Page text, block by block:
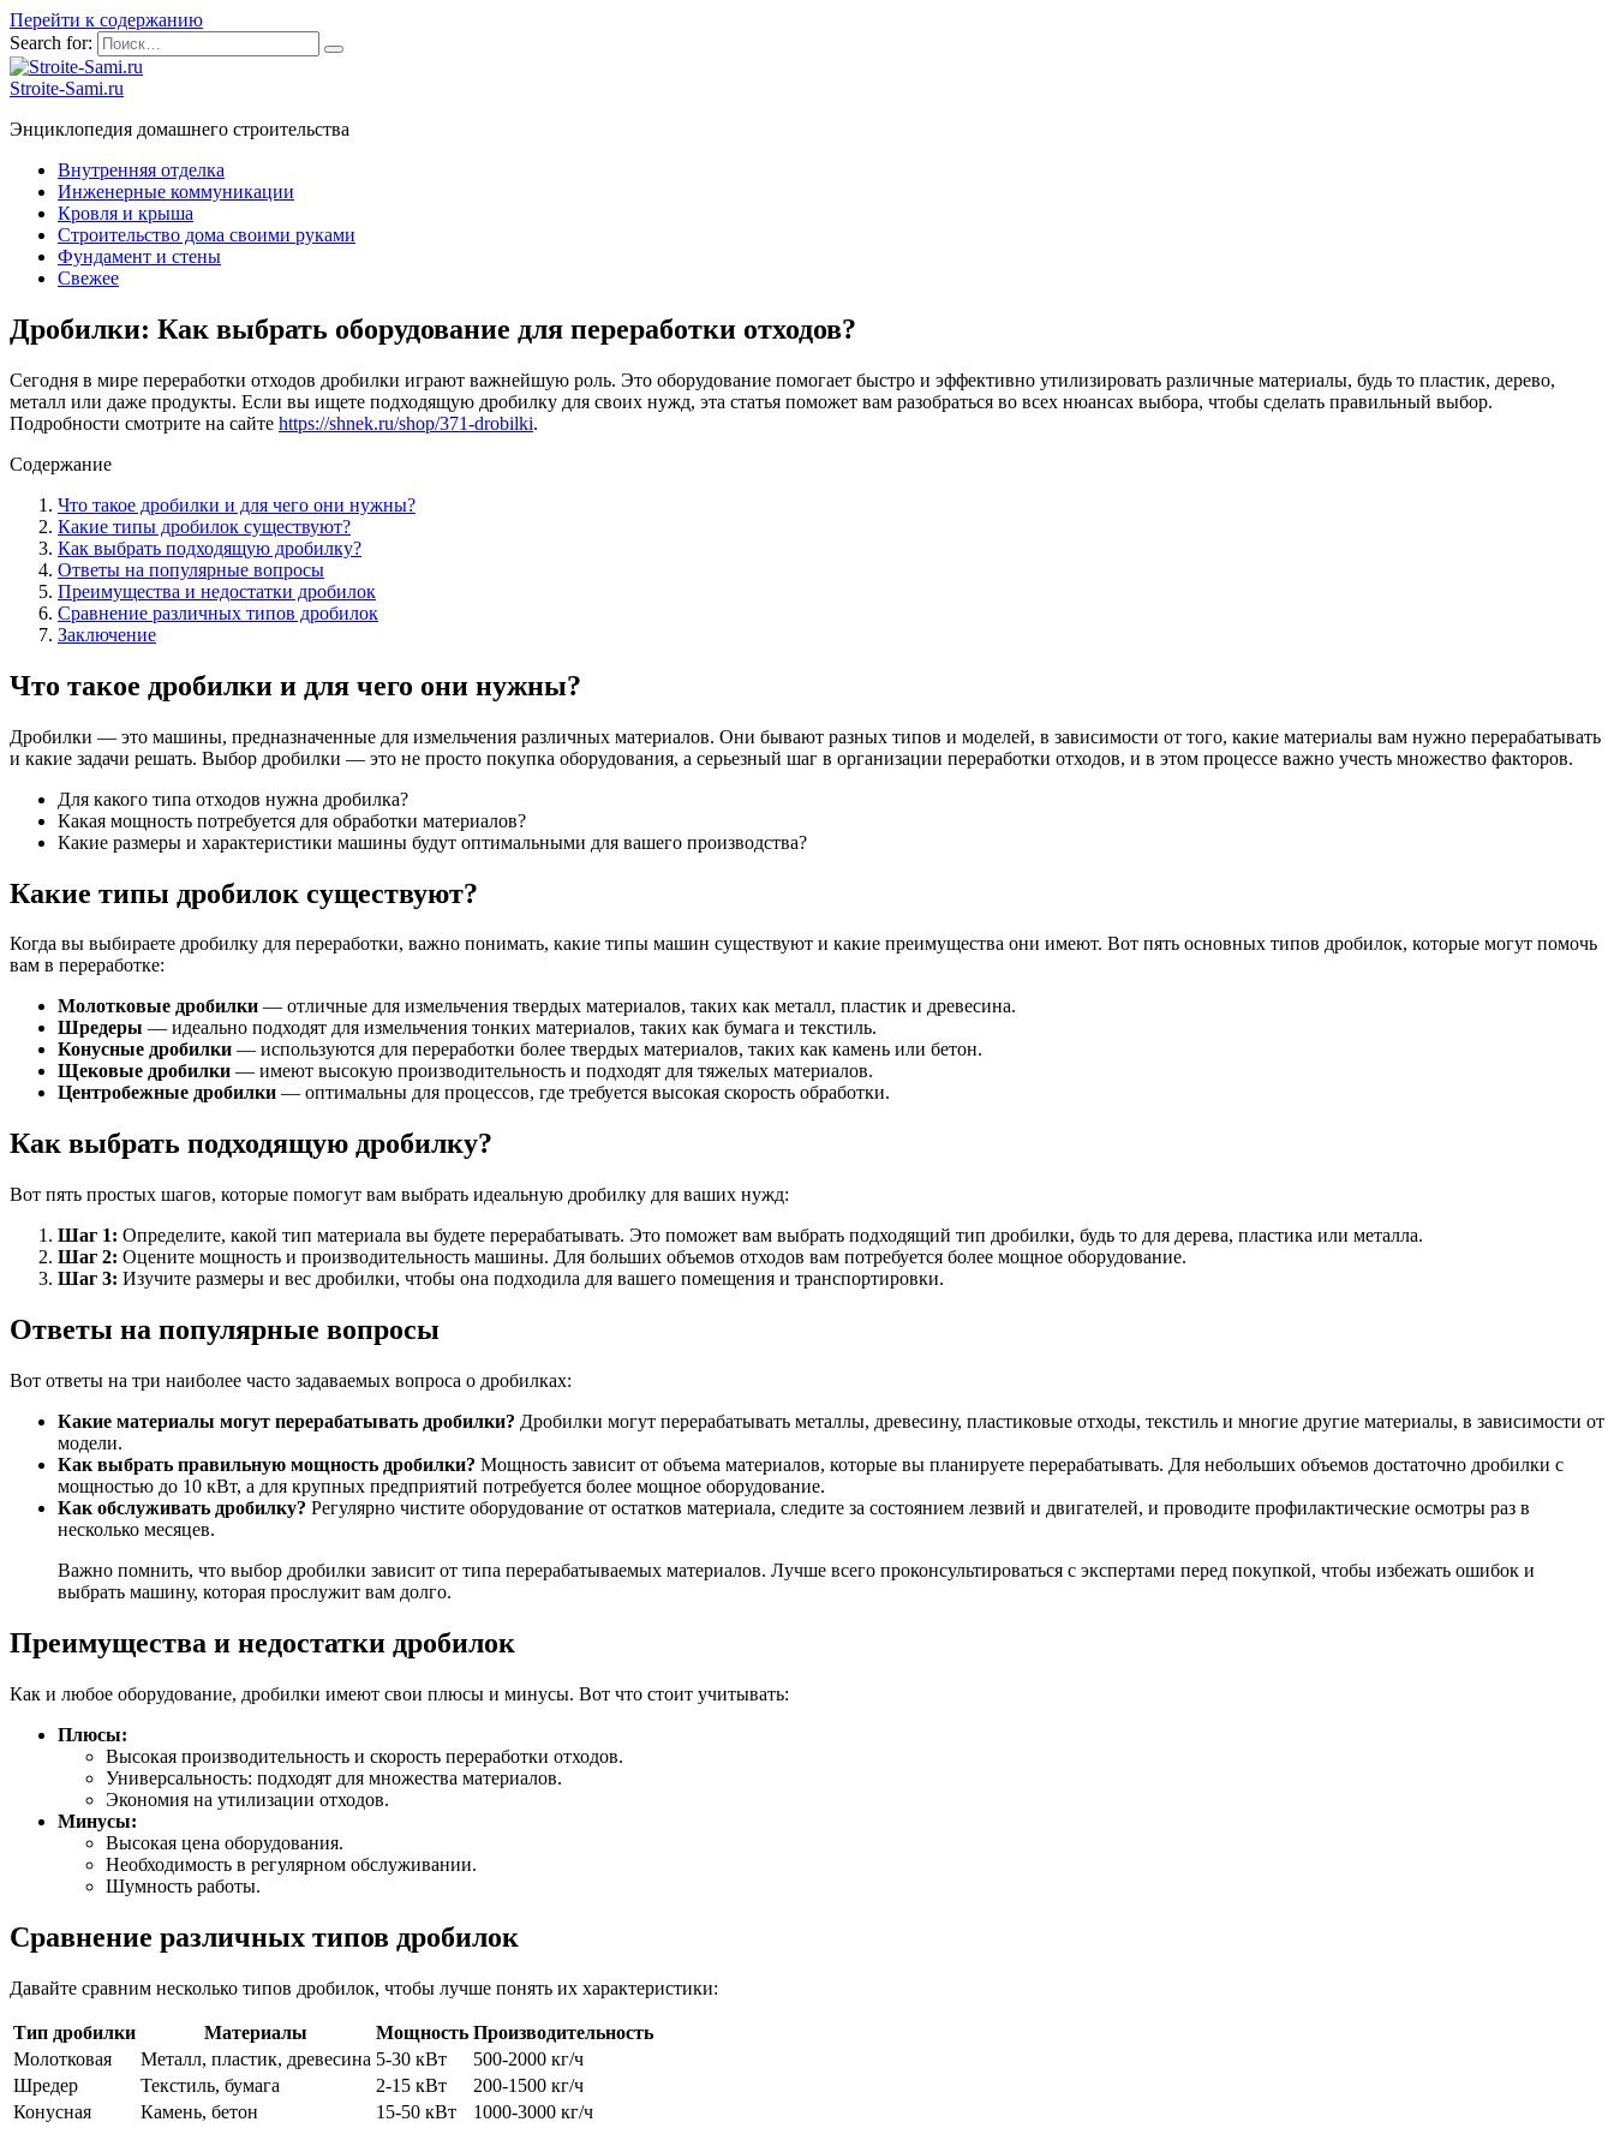
Перейти к содержанию
Search for:
Stroite-Sami.ru
Энциклопедия домашнего строительства
Внутренняя отделка
Инженерные коммуникации
Кровля и крыша
Строительство дома своими руками
Фундамент и стены
Свежее
Дробилки: Как выбрать оборудование для переработки отходов?
Сегодня в мире переработки отходов дробилки играют важнейшую роль. Это оборудование помогает быстро и эффективно утилизировать различные материалы, будь то пластик, дерево,
металл или даже продукты. Если вы ищете подходящую дробилку для своих нужд, эта статья поможет вам разобраться во всех нюансах выбора, чтобы сделать правильный выбор.
Подробности смотрите на сайте https://shnek.ru/shop/371-drobilki.
Содержание
Что такое дробилки и для чего они нужны?
Какие типы дробилок существуют?
Как выбрать подходящую дробилку?
Ответы на популярные вопросы
Преимущества и недостатки дробилок
Сравнение различных типов дробилок
Заключение
Что такое дробилки и для чего они нужны?
Дробилки — это машины, предназначенные для измельчения различных материалов. Они бывают разных типов и моделей, в зависимости от того, какие материалы вам нужно перерабатывать
и какие задачи решать. Выбор дробилки — это не просто покупка оборудования, а серьезный шаг в организации переработки отходов, и в этом процессе важно учесть множество факторов.
Для какого типа отходов нужна дробилка?
Какая мощность потребуется для обработки материалов?
Какие размеры и характеристики машины будут оптимальными для вашего производства?
Какие типы дробилок существуют?
Когда вы выбираете дробилку для переработки, важно понимать, какие типы машин существуют и какие преимущества они имеют. Вот пять основных типов дробилок, которые могут помочь
вам в переработке:
Молотковые дробилки — отличные для измельчения твердых материалов, таких как металл, пластик и древесина.
Шредеры — идеально подходят для измельчения тонких материалов, таких как бумага и текстиль.
Конусные дробилки — используются для переработки более твердых материалов, таких как камень или бетон.
Щековые дробилки — имеют высокую производительность и подходят для тяжелых материалов.
Центробежные дробилки — оптимальны для процессов, где требуется высокая скорость обработки.
Как выбрать подходящую дробилку?
Вот пять простых шагов, которые помогут вам выбрать идеальную дробилку для ваших нужд:
Шаг 1: Определите, какой тип материала вы будете перерабатывать. Это поможет вам выбрать подходящий тип дробилки, будь то для дерева, пластика или металла.
Шаг 2: Оцените мощность и производительность машины. Для больших объемов отходов вам потребуется более мощное оборудование.
Шаг 3: Изучите размеры и вес дробилки, чтобы она подходила для вашего помещения и транспортировки.
Ответы на популярные вопросы
Вот ответы на три наиболее часто задаваемых вопроса о дробилках:
Какие материалы могут перерабатывать дробилки? Дробилки могут перерабатывать металлы, древесину, пластиковые отходы, текстиль и многие другие материалы, в зависимости от
модели.
Как выбрать правильную мощность дробилки? Мощность зависит от объема материалов, которые вы планируете перерабатывать. Для небольших объемов достаточно дробилки с
мощностью до 10 кВт, а для крупных предприятий потребуется более мощное оборудование.
Как обслуживать дробилку? Регулярно чистите оборудование от остатков материала, следите за состоянием лезвий и двигателей, и проводите профилактические осмотры раз в
несколько месяцев.
Важно помнить, что выбор дробилки зависит от типа перерабатываемых материалов. Лучше всего проконсультироваться с экспертами перед покупкой, чтобы избежать ошибок и
выбрать машину, которая прослужит вам долго.
Преимущества и недостатки дробилок
Как и любое оборудование, дробилки имеют свои плюсы и минусы. Вот что стоит учитывать:
Плюсы:
Высокая производительность и скорость переработки отходов.
Универсальность: подходят для множества материалов.
Экономия на утилизации отходов.
Минусы:
Высокая цена оборудования.
Необходимость в регулярном обслуживании.
Шумность работы.
Сравнение различных типов дробилок
Давайте сравним несколько типов дробилок, чтобы лучше понять их характеристики:
Тип дробилки Материалы Мощность Производительность
Молотковая
Металл, пластик, древесина 5-30 кВт
500-2000 кг/ч
Шредер
Текстиль, бумага 2-15 кВт
200-1500 кг/ч
Конусная
Камень, бетон 15-50 кВт 1000-3000 кг/ч